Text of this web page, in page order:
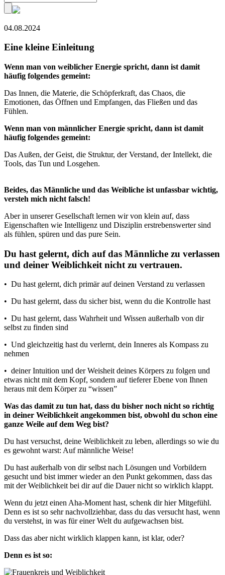
04.08.2024
Eine kleine Einleitung
Wenn man von weiblicher Energie spricht, dann ist damit
häufig folgendes gemeint:
Das Innen, die Materie, die Schöpferkraft, das Chaos, die
Emotionen, das Öffnen und Empfangen, das Fließen und das
Fühlen.
Wenn man von männlicher Energie spricht, dann ist damit
häufig folgendes gemeint:
Das Außen, der Geist, die Struktur, der Verstand, der Intellekt, die
Tools, das Tun und Losgehen.
Beides, das Männliche und das Weibliche ist unfassbar wichtig,
versteh mich nicht falsch!
Aber in unserer Gesellschaft lernen wir von klein auf, dass
Eigenschaften wie Intelligenz und Disziplin erstrebenswerter sind
als fühlen, spüren und das pure Sein.
Du hast gelernt, dich auf das Männliche zu verlassen
und deiner Weiblichkeit nicht zu vertrauen.
• Du hast gelernt, dich primär auf deinen Verstand zu verlassen
• Du hast gelernt, dass du sicher bist, wenn du die Kontrolle hast
• Du hast gelernt, dass Wahrheit und Wissen außerhalb von dir
selbst zu finden sind
• Und gleichzeitig hast du verlernt, dein Inneres als Kompass zu
nehmen
• deiner Intuition und der Weisheit deines Körpers zu folgen und
etwas nicht mit dem Kopf, sondern auf tieferer Ebene von Ihnen
heraus mit dem Körper zu “wissen”
Was das damit zu tun hat, dass du bisher noch nicht so richtig
in deiner Weiblichkeit angekommen bist, obwohl du schon eine
ganze Weile auf dem Weg bist?
Du hast versuchst, deine Weiblichkeit zu leben, allerdings so wie du
es gewohnt warst: Auf männliche Weise!
Du hast außerhalb von dir selbst nach Lösungen und Vorbildern
gesucht und bist immer wieder an den Punkt gekommen, dass das
mit der Weiblichkeit bei dir auf die Dauer nicht so wirklich klappt.
Wenn du jetzt einen Aha-Moment hast, schenk dir hier Mitgefühl.
Denn es ist so sehr nachvollziehbar, dass du das versucht hast, wenn
du verstehst, in was für einer Welt du aufgewachsen bist.
Dass das aber nicht wirklich klappen kann, ist klar, oder?
Denn es ist so: